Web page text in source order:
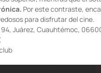
Por este contraste,
para disfrutar del cine.
94, Juárez, Cuauhtémoc,